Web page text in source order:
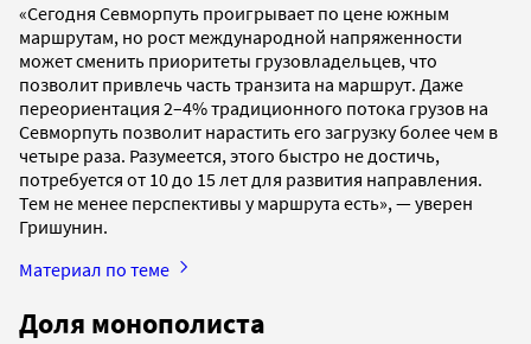
«Сегодня Севморпуть проигрывает по цене южным
маршрутам, но рост международной напряженности
может сменить приоритеты грузовладельцев, что
позволит привлечь часть транзита на маршрут. Даже
переориентация 2–4% традиционного потока грузов на
Севморпуть позволит нарастить его загрузку более чем в
четыре раза. Разумеется, этого быстро не достичь,
потребуется от 10 до 15 лет для развития направления.
Тем не менее перспективы у маршрута есть», — уверен
Гришунин.
Материал по теме
Доля монополиста